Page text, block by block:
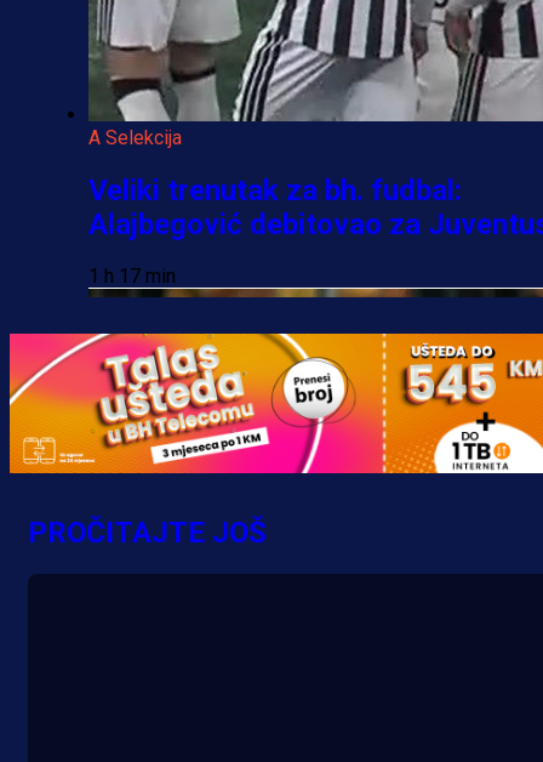
A Selekcija
Veliki trenutak za bh. fudbal:
Alajbegović debitovao za
1 h 17 min
PROČITAJTE JOŠ